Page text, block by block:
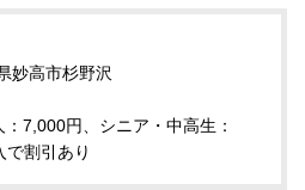
高市杉野沢
7,000円、シニア・中高生：
割引あり